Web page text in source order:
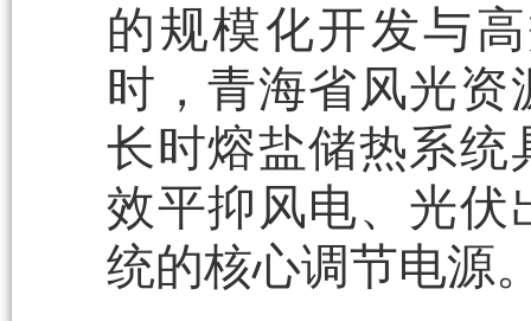
的规模化开发与
时，青海省风光
长时熔盐储热系统
效平抑风电、光伏
统的核心调节电源